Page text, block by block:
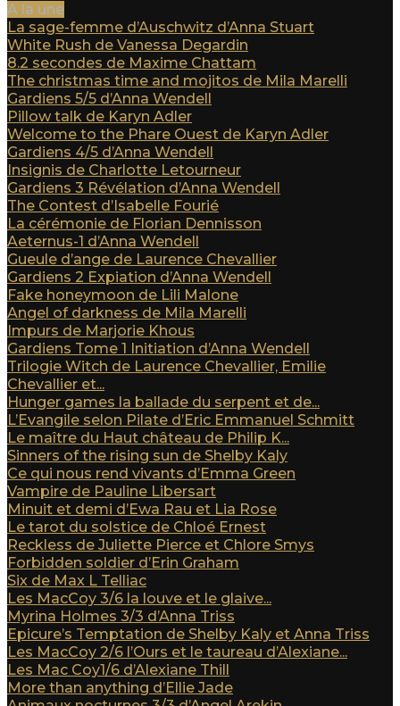
A la une
La sage-femme d’Auschwitz d’Anna Stuart
White Rush de Vanessa Degardin
8.2 secondes de Maxime Chattam
The christmas time and mojitos de Mila Marelli
Gardiens 5/5 d’Anna Wendell
Pillow talk de Karyn Adler
Welcome to the Phare Ouest de Karyn Adler
Gardiens 4/5 d’Anna Wendell
Insignis de Charlotte Letourneur
Gardiens 3 Révélation d’Anna Wendell
The Contest d’Isabelle Fourié
La cérémonie de Florian Dennisson
Aeternus-1 d’Anna Wendell
Gueule d’ange de Laurence Chevallier
Gardiens 2 Expiation d’Anna Wendell
Fake honeymoon de Lili Malone
Angel of darkness de Mila Marelli
Impurs de Marjorie Khous
Gardiens Tome 1 Initiation d’Anna Wendell
Trilogie Witch de Laurence Chevallier, Emilie
Chevallier et...
Hunger games la ballade du serpent et de...
L’Evangile selon Pilate d’Eric Emmanuel Schmitt
Le maître du Haut château de Philip K...
Sinners of the rising sun de Shelby Kaly
Ce qui nous rend vivants d’Emma Green
Vampire de Pauline Libersart
Minuit et demi d’Ewa Rau et Lia Rose
Le tarot du solstice de Chloé Ernest
Reckless de Juliette Pierce et Chlore Smys
Forbidden soldier d’Erin Graham
Six de Max L Telliac
Les MacCoy 3/6 la louve et le glaive...
Myrina Holmes 3/3 d’Anna Triss
Epicure’s Temptation de Shelby Kaly et Anna Triss
Les MacCoy 2/6 l’Ours et le taureau d’Alexiane...
Les Mac Coy1/6 d’Alexiane Thill
More than anything d’Ellie Jade